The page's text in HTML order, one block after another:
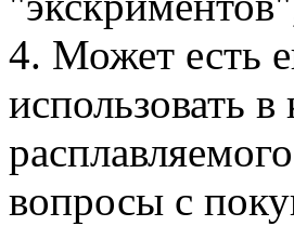
4. Может есть
использовать в
вопросы с